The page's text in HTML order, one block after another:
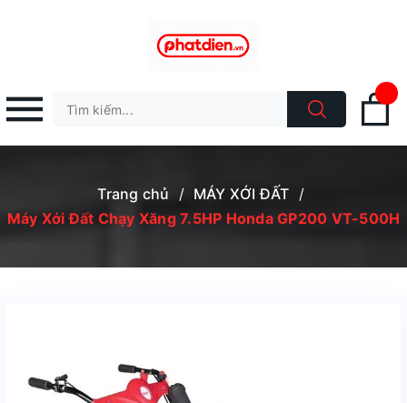
Trang chủ / MÁY XỚI ĐẤT /
Máy Xới Đất Chạy Xăng 7.5HP Honda GP200 VT-500H